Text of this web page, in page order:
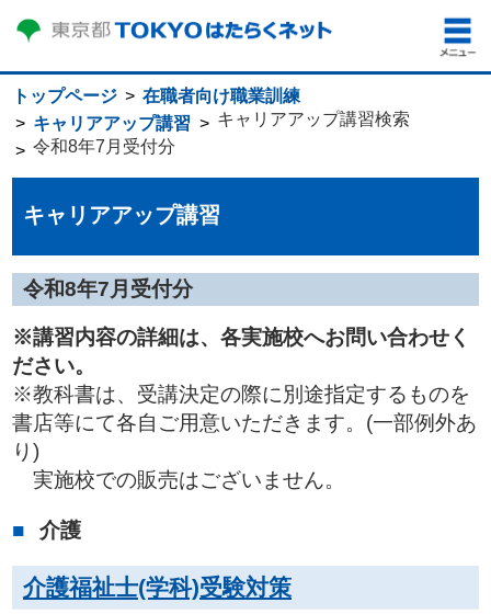
トップページ
在職者向け職業訓練
キャリアアップ講習
キャリアアップ講習検索
令和8年7月受付分
キャリアアップ講習
令和8年7月受付分
※講習内容の詳細は、各実施校へお問い合わせく
ださい。
※教科書は、受講決定の際に別途指定するものを
書店等にて各自ご用意いただきます。(一部例外あ
り)
実施校での販売はございません。
介護
介護福祉士(学科)受験対策